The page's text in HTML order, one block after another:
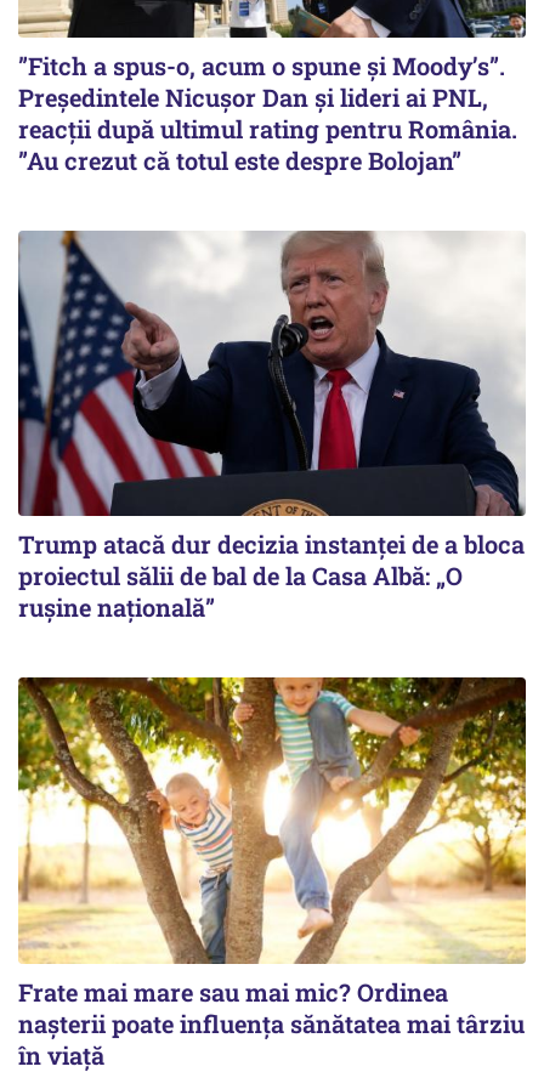
”Fitch a spus-o, acum o spune și Moody’s”.
Președintele Nicușor Dan și lideri ai PNL,
reacții după ultimul rating pentru România.
”Au crezut că totul este despre Bolojan”
Trump atacă dur decizia instanţei de a bloca
proiectul sălii de bal de la Casa Albă: „O
ruşine naţională”
Frate mai mare sau mai mic? Ordinea
nașterii poate influența sănătatea mai târziu
în viață